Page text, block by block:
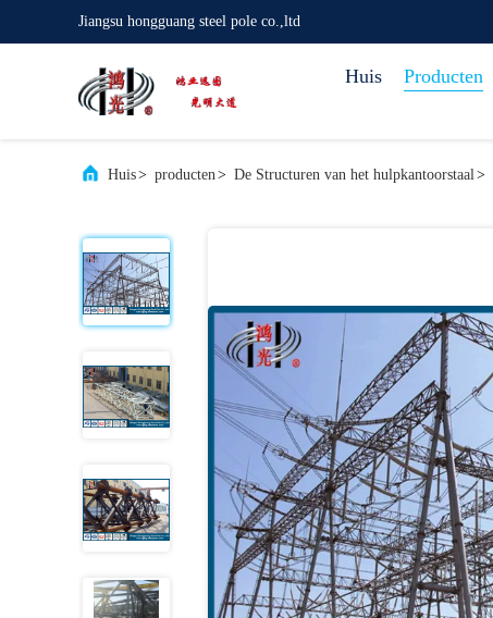
Jiangsu hongguang steel pole co.,ltd
Huis Producten
Huis> producten> De Structuren van het hulpkantoorstaal>